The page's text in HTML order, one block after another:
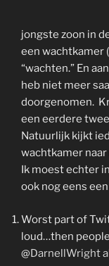
jongste zoon in
een wachtkamer
“wachten.” En
heb niet meer
doorgenomen.
een eerdere
Natuurlijk kijkt
wachtkamer naar
Ik moest echter
ook nog eens
Worst part of
loud…then
@DarnellWright